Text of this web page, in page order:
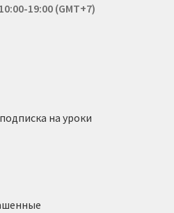
19:00 (GMT+7)
на уроки